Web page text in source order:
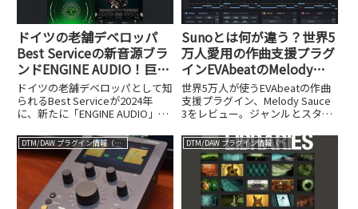
ドイツの老舗デベロッパ
Best Serviceの新音源ブラ
ンドENGINE AUDIO！巨匠
エドゥアルド・タリロンテ
の人気音源が軽量プレイヤ
ー「ENGINE PLAYER」で
続々登場！
ドイツの老舗デベロッパとして知
られるBest Serviceが2024年
に、新たに「ENGINE AUDIO」と
ました。その最大の特徴は、軽
量・高速な動作を実現した新しい
サンプルプレイヤー「ENGINE
PLA...
Sunoとは何が違う？世界5
万人愛用の作曲支援プラグ
インEVAbeatのMelody
Sauce 3とは
世界5万人が使うEVAbeatの作曲
支援プラグイン、Melody Sauce
3をレビュー。ジャンルとスタイ
ディ・コード進行・ベースを同時
生成し、MIDIでDAWへ書き出せ
ます。Suno等のAI生成との違い
も詳しく解説します。
DTM/DAW プラグイン情報（VST AU AAX） DTM/DAW プラグイン情報（VST AU AAX）